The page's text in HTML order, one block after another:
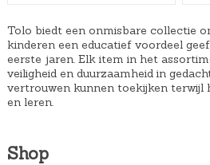
Tolo biedt een onmisbare collectie
kinderen een educatief voordeel
eerste jaren. Elk item in het
veiligheid en duurzaamheid in
vertrouwen kunnen toekijken terwijl
en leren.
Shop